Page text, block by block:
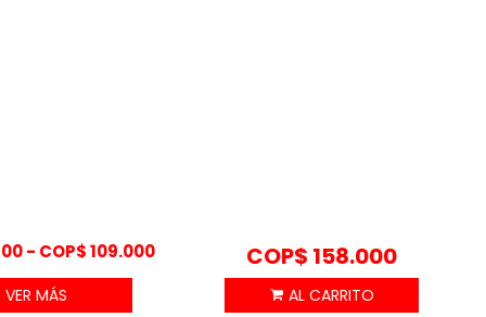
- COP$109.000Rango
VER MÁS
COP$ 158.000